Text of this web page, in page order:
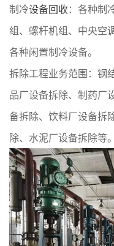
制冷设备回收：各种制
组、螺杆机组、中央空
各种闲置制冷设备。
拆除工程业务范围：钢
品厂设备拆除、制药厂
备拆除、饮料厂设备拆
除、水泥厂设备拆除等。